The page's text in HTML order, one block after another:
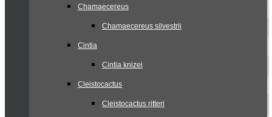
Chamaecereus
Chamaecereus silvestrii
Cintia
Cintia knizei
Cleistocactus
Cleistocactus ritteri